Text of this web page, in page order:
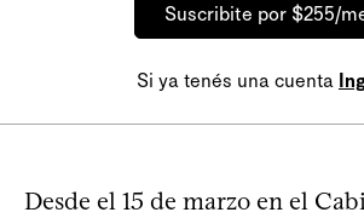
Suscribite por $255/
Si ya tenés una cuenta
Desde el 15 de marzo en el